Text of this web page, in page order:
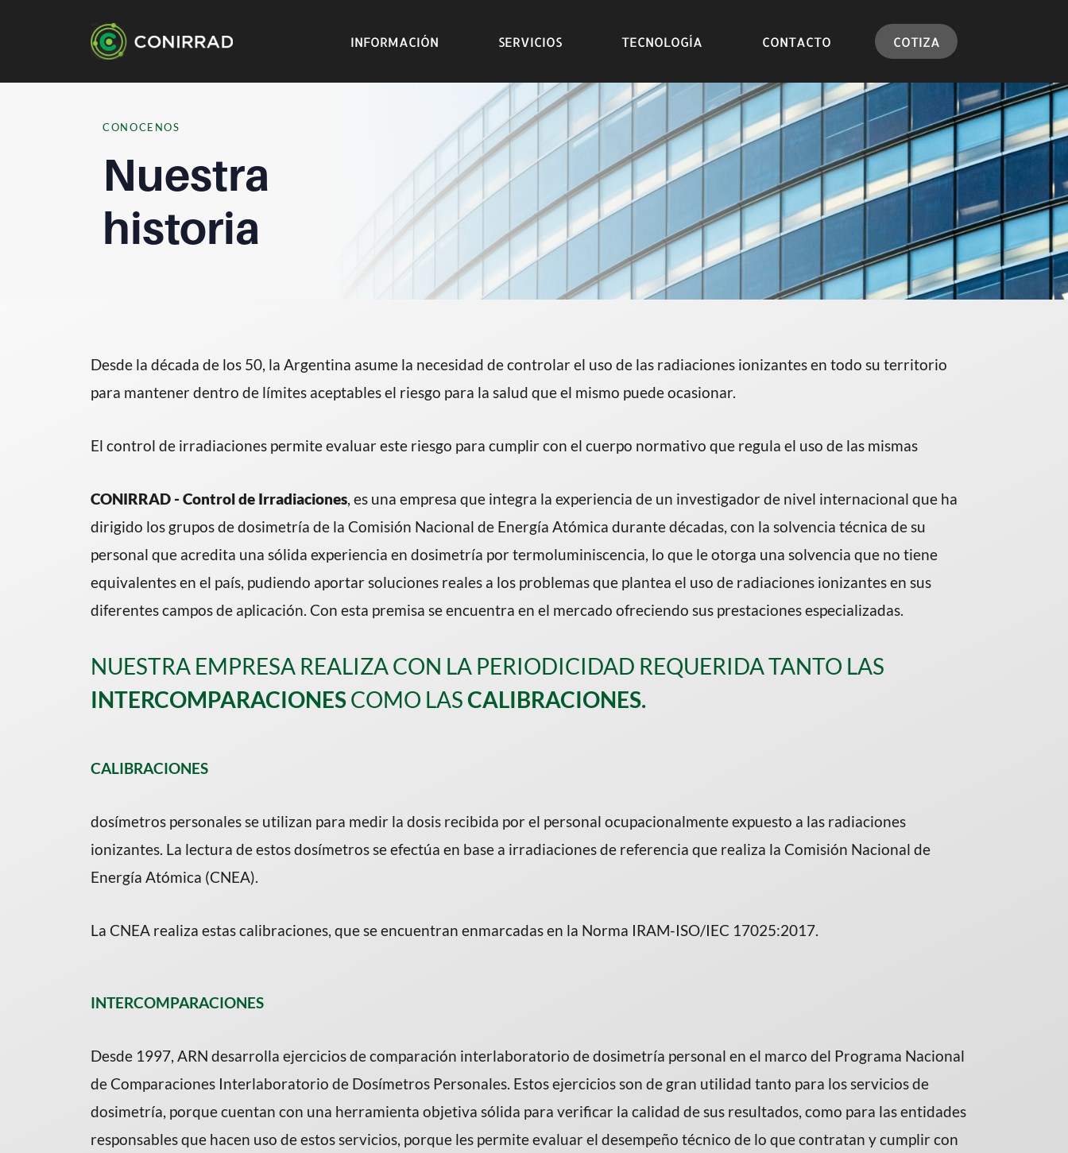
INFORMACIÓN SERVICIOS TECNOLOGÍA CONTACTO COTIZA
CONOCENOS
Nuestra
historia
Desde la década de los 50, la Argentina asume la necesidad de controlar el uso de las radiaciones ionizantes en todo su territorio
para mantener dentro de límites aceptables el riesgo para la salud que el mismo puede ocasionar.
El control de irradiaciones permite evaluar este riesgo para cumplir con el cuerpo normativo que regula el uso de las mismas
CONIRRAD - Control de Irradiaciones, es una empresa que integra la experiencia de un investigador de nivel internacional que ha
dirigido los grupos de dosimetría de la Comisión Nacional de Energía Atómica durante décadas, con la solvencia técnica de su
personal que acredita una sólida experiencia en dosimetría por termoluminiscencia, lo que le otorga una solvencia que no tiene
equivalentes en el país, pudiendo aportar soluciones reales a los problemas que plantea el uso de radiaciones ionizantes en sus
diferentes campos de aplicación. Con esta premisa se encuentra en el mercado ofreciendo sus prestaciones especializadas.
NUESTRA EMPRESA REALIZA CON LA PERIODICIDAD REQUERIDA TANTO LAS
INTERCOMPARACIONESCOMO LASCALIBRACIONES.
CALIBRACIONES
dosímetros personales se utilizan para medir la dosis recibida por el personal ocupacionalmente expuesto a las radiaciones
ionizantes. La lectura de estos dosímetros se efectúa en base a irradiaciones de referencia que realiza la Comisión Nacional de
Energía Atómica (CNEA).
La CNEA realiza estas calibraciones, que se encuentran enmarcadas en la Norma IRAM-ISO/IEC 17025:2017.
INTERCOMPARACIONES
Desde 1997, ARN desarrolla ejercicios de comparación interlaboratorio de dosimetría personal en el marco del Programa Nacional
de Comparaciones Interlaboratorio de Dosímetros Personales. Estos ejercicios son de gran utilidad tanto para los servicios de
dosimetría, porque cuentan con una herramienta objetiva sólida para verificar la calidad de sus resultados, como para las entidades
responsables que hacen uso de estos servicios, porque les permite evaluar el desempeño técnico de lo que contratan y cumplir con